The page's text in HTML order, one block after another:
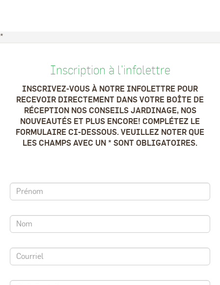
*
Inscription à l'infolettre
INSCRIVEZ-VOUS À NOTRE INFOLETTRE POUR
RECEVOIR DIRECTEMENT DANS VOTRE BOÎTE DE
RÉCEPTION NOS CONSEILS JARDINAGE, NOS
NOUVEAUTÉS ET PLUS ENCORE! COMPLÉTEZ LE
FORMULAIRE CI-DESSOUS. VEUILLEZ NOTER QUE
LES CHAMPS AVEC UN * SONT OBLIGATOIRES.